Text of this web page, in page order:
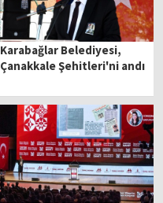
Karabağlar Belediyesi,
Çanakkale Şehitleri'ni andı